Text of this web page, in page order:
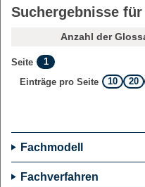
Suchergebnisse
Anzahl der
Seite
1
Einträge pro Seite
10 20
Fachmodell
Fachverfahren